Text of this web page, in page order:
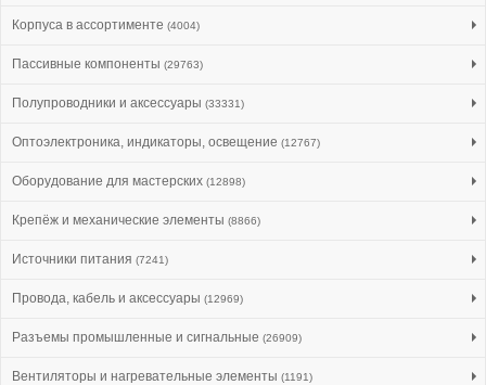
Корпуса в ассортименте (4004)
Пассивные компоненты (29763)
Полупроводники и аксессуары (33331)
Оптоэлектроника, индикаторы, освещение (12767)
Оборудование для мастерских (12898)
Крепёж и механические элементы (8866)
Источники питания (7241)
Провода, кабель и аксессуары (12969)
Разъемы промышленные и сигнальные (26909)
Вентиляторы и нагревательные элементы (1191)